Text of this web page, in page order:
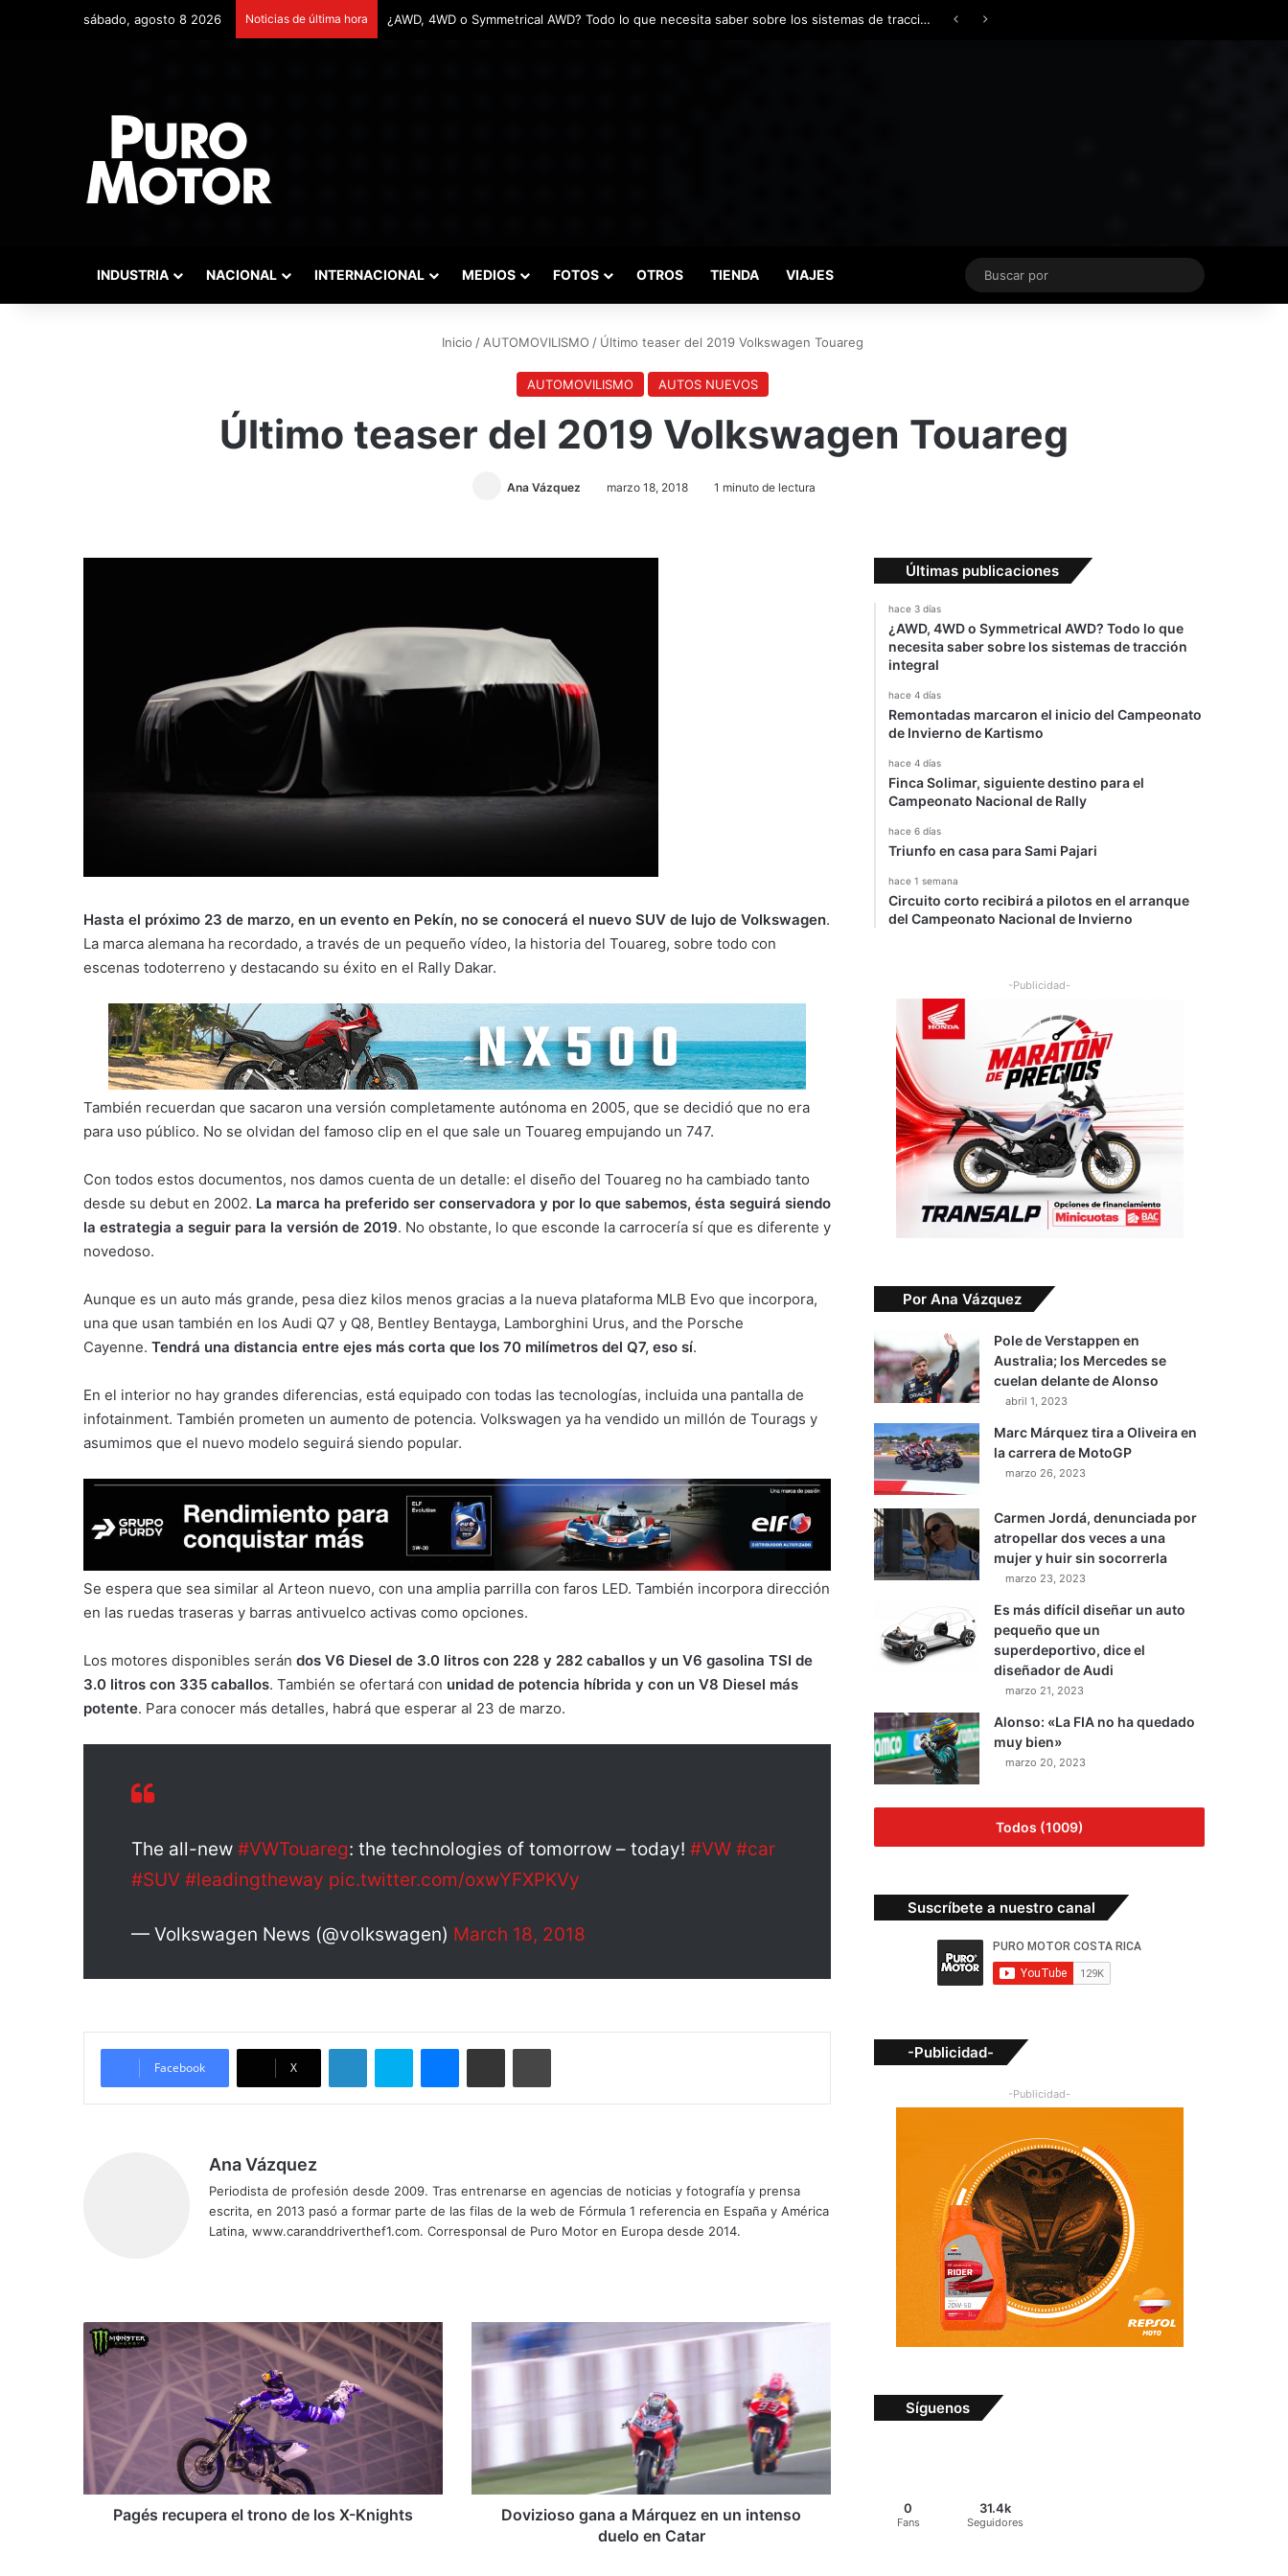
sábado, agosto 8 2026 Noticias de última hora Remontadas marcaron el inicio del Campeonato de Invierno de Kartismo
INDUSTRIA NACIONAL INTERNACIONAL MEDIOS FOTOS OTROS TIENDA VIAJES
Buscar
por
Inicio / AUTOMOVILISMO / Último teaser del 2019 Volkswagen Touareg
AUTOMOVILISMO AUTOS NUEVOS
Último teaser del 2019 Volkswagen Touareg
Ana Vázquez marzo 18, 2018 1 minuto de lectura
Hasta el próximo 23 de marzo, en un evento en Pekín, no se conocerá el nuevo SUV de lujo de Volkswagen.
La marca alemana ha recordado, a través de un pequeño vídeo, la historia del Touareg, sobre todo con
escenas todoterreno y destacando su éxito en el Rally Dakar.
También recuerdan que sacaron una versión completamente autónoma en 2005, que se decidió que no era
para uso público. No se olvidan del famoso clip en el que sale un Touareg empujando un 747.
Con todos estos documentos, nos damos cuenta de un detalle: el diseño del Touareg no ha cambiado tanto
desde su debut en 2002. La marca ha preferido ser conservadora y por lo que sabemos, ésta seguirá siendo
la estrategia a seguir para la versión de 2019. No obstante, lo que esconde la carrocería sí que es diferente y
novedoso.
Aunque es un auto más grande, pesa diez kilos menos gracias a la nueva plataforma MLB Evo que incorpora,
una que usan también en los Audi Q7 y Q8, Bentley Bentayga, Lamborghini Urus, and the Porsche
Cayenne. Tendrá una distancia entre ejes más corta que los 70 milímetros del Q7, eso sí.
En el interior no hay grandes diferencias, está equipado con todas las tecnologías, incluida una pantalla de
infotainment. También prometen un aumento de potencia. Volkswagen ya ha vendido un millón de Tourags y
asumimos que el nuevo modelo seguirá siendo popular.
Se espera que sea similar al Arteon nuevo, con una amplia parrilla con faros LED. También incorpora dirección
en las ruedas traseras y barras antivuelco activas como opciones.
Los motores disponibles serán dos V6 Diesel de 3.0 litros con 228 y 282 caballos y un V6 gasolina TSI de
3.0 litros con 335 caballos. También se ofertará con unidad de potencia híbrida y con un V8 Diesel más
potente. Para conocer más detalles, habrá que esperar al 23 de marzo.
The all-new #VWTouareg: the technologies of tomorrow – today! #VW #car
#SUV #leadingtheway pic.twitter.com/oxwYFXPKVy
— Volkswagen News (@volkswagen) March 18, 2018
Facebook X
Ana Vázquez
Periodista de profesión desde 2009. Tras entrenarse en agencias de noticias y fotografía y prensa
escrita, en 2013 pasó a formar parte de las filas de la web de Fórmula 1 referencia en España y América
Latina, www.caranddriverthef1.com. Corresponsal de Puro Motor en Europa desde 2014.
b ok
e
m
P
a
u
Pagés recupera el trono de los X-Knights
D
v
i
s
o
Dovizioso gana a Márquez en un intenso
duelo en Catar
Últimas publicaciones
hace 3 días
¿AWD, 4WD o Symmetrical AWD? Todo lo que
necesita saber sobre los sistemas de tracción
integral
hace 4 días
Remontadas marcaron el inicio del Campeonato
de Invierno de Kartismo
hace 4 días
Finca Solimar, siguiente destino para el
Campeonato Nacional de Rally
hace 6 días
Triunfo en casa para Sami Pajari
hace 1 semana
Circuito corto recibirá a pilotos en el arranque
del Campeonato Nacional de Invierno
-Publicidad-
Por Ana Vázquez
Pole de Verstappen en
Australia; los Mercedes se
cuelan delante de Alonso
abril 1, 2023
Marc Márquez tira a Oliveira en
la carrera de MotoGP
marzo 26, 2023
Carmen Jordá, denunciada por
atropellar dos veces a una
mujer y huir sin socorrerla
marzo 23, 2023
Es más difícil diseñar un auto
pequeño que un
superdeportivo, dice el
diseñador de Audi
marzo 21, 2023
Alonso: «La FIA no ha quedado
muy bien»
marzo 20, 2023
Todos (1009)
Suscríbete a nuestro canal
-Publicidad-
-Publicidad-
Síguenos
0
Fans
31.4k
Seguidores